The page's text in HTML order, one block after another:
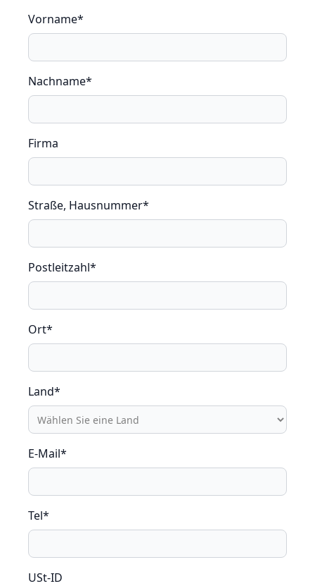
Vorname*
Nachname*
Firma
Straße, Hausnummer*
Postleitzahl*
Ort*
Land*
E-Mail*
Tel*
USt-ID